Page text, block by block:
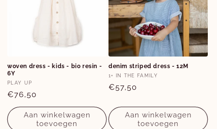
woven dress - kids - bio resin -
6Y
Verkoper:
PLAY UP
Normale
prijs
€76,50
Aan winkelwagen
toevoegen
12M
denim striped dress - 12M
Verkoper:
1+ IN THE FAMILY
Normale
€57,50
Aan winkelwagen
toevoegen